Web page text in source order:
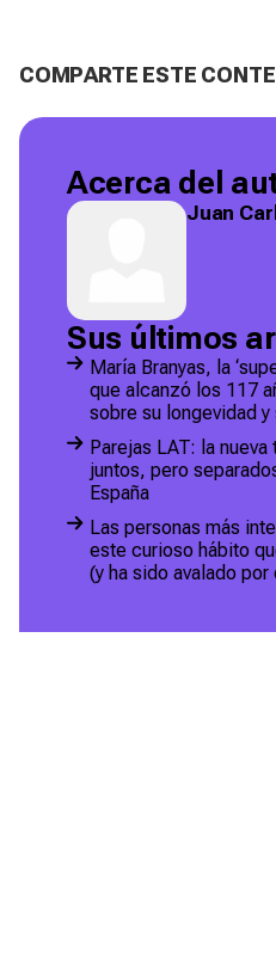
COMPARTE ESTE
Acerca del
Juan
Sus últimos
María Branyas, la
que alcanzó los 117
sobre su longevidad y
Parejas LAT: la
juntos, pero
España
Las personas más
este curioso hábito
(y ha sido avalado